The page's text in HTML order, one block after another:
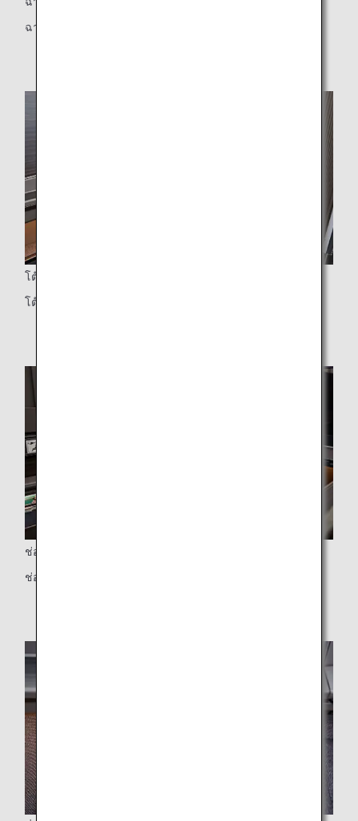
ฉากกั้นที่เลื่อนปรับได้ (เฉพาะที่นั่งตรงกลางเท่านั้น)
โต๊ะ
โต๊ะขนาดใหญ่
ช่องพิเศษ
ช่องพิเศษสำหรับเสื้อแจ๊คเก็ต